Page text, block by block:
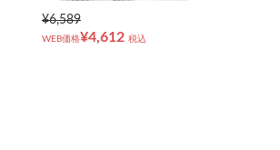
¥6,589
WEB価格¥4,612 税込